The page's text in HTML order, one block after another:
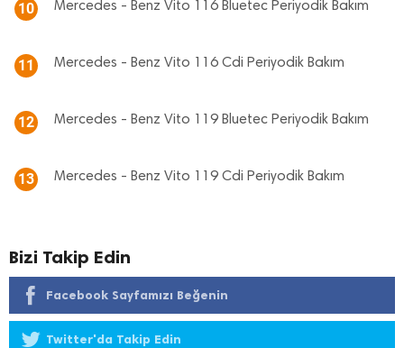
10 Mercedes - Benz Vito 116 Bluetec Periyodik Bakım
11 Mercedes - Benz Vito 116 Cdi Periyodik Bakım
12 Mercedes - Benz Vito 119 Bluetec Periyodik Bakım
13 Mercedes - Benz Vito 119 Cdi Periyodik Bakım
Bizi Takip Edin
Facebook Sayfamızı Beğenin
Twitter'da Takip Edin